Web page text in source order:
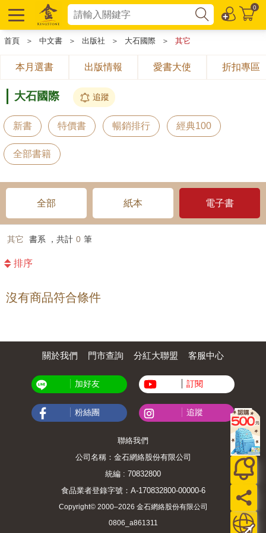
0
首頁 ＞ 中文書 ＞ 出版社 ＞ 大石國際 ＞ 其它
本月選書 出版情報 愛書大使 折扣專區
大石國際 追蹤
新書 特價書 暢銷排行 經典100
全部書籍
全部 紙本 電子書
其它 書系 ，共計 0 筆
排序
沒有商品符合條件
關於我們 門市查詢 分紅大聯盟 客服中心
加好友 訂閱
粉絲團 追蹤
聯絡我們
公司名稱：金石網絡股份有限公司
統編 : 70832800
食品業者登錄字號：A-170832800-00000-6
Copyright© 2000–2026 金石網絡股份有限公司
0806_a861311